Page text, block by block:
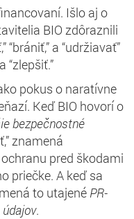
Išlo aj o
BIO zdôraznili
a “udržiavať”
“zlepšiť.”
pokus o naratívne
Keď BIO hovorí o
bezpečnostné
znamená
ochranu pred škodami
priečke. A keď sa
to utajené PR-
.